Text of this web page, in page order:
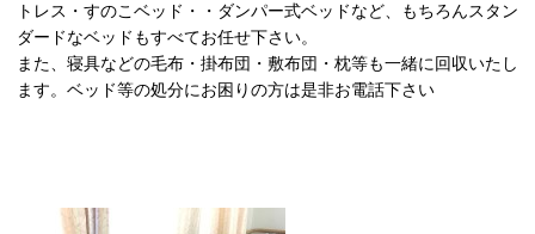
トレス・すのこベッド・・ダンパー式ベッドなど、もちろんスタン
ダードなベッドもすべてお任せ下さい。
また、寝具などの毛布・掛布団・敷布団・枕等も一緒に回収いたし
ます。ベッド等の処分にお困りの方は是非お電話下さい